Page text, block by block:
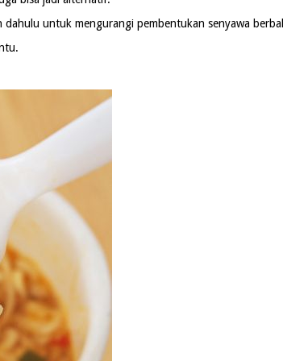
untuk mengurangi pembentukan senyawa